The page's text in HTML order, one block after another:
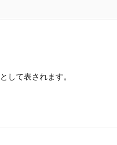
して表されます。